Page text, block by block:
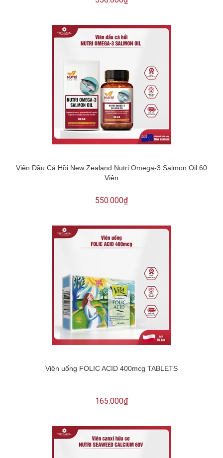
Viên Dầu Cá Hồi New Zealand Nutri Omega-3 Salmon Oil 60
Viên
550.000₫
Viên uống FOLIC ACID 400mcg TABLETS
165.000₫